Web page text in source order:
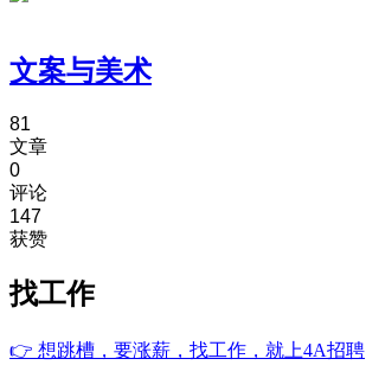
文案与美术
81
文章
0
评论
147
获赞
找工作
👉 想跳槽，要涨薪，找工作，就上4A招聘